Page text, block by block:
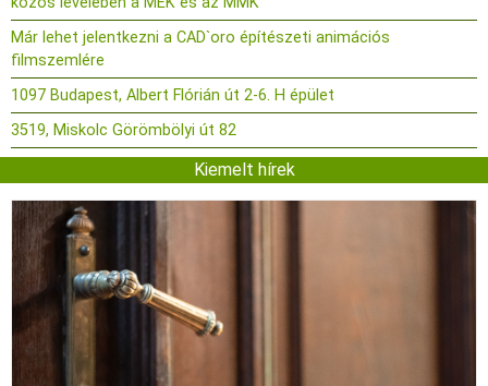
Már lehet jelentkezni a CAD`oro építészeti animációs
filmszemlére
1097 Budapest, Albert Flórián út 2-6. H épület
3519, Miskolc Görömbölyi út 82
Kiemelt hírek